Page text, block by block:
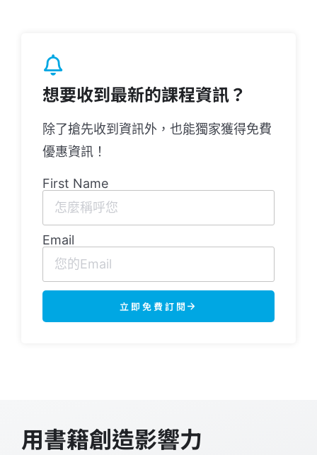
想要收到最新的課程資訊？
除了搶先收到資訊外，也能獨家獲得免費
優惠資訊！
First Name
Email
立即免費訂閱
用書籍創造影響力